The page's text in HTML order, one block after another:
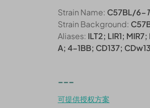
Strain Name: C57BL/6-
Strain Background:
Aliases: ILT2; LIR1;
A; 4-1BB; CD137;
---
可提供授权方案